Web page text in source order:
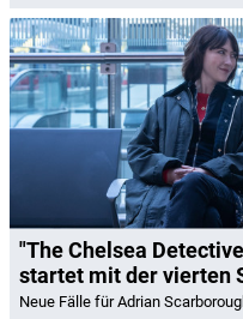
"The Chelsea
startet mit der vierten
Neue Fälle für Adrian